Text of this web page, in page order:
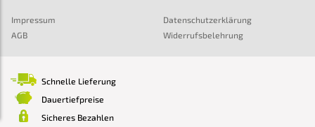
Impressum
AGB
Datenschutzerklärung
Widerrufsbelehrung
Schnelle Lieferung
Dauertiefpreise
Sicheres Bezahlen